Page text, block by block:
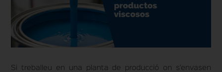
Si treballeu en una planta de producció on s'envasen